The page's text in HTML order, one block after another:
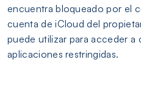
encuentra bloqueado por el
cuenta de iCloud del
puede utilizar para acceder a
aplicaciones restringidas.